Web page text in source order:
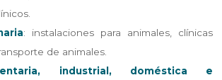
: instalaciones para animales, clínicas
de animales.
industrial, doméstica e